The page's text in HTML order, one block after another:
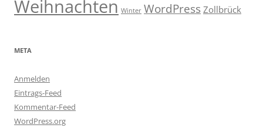
Weihnachten Winter WordPress Zollbrück
META
Anmelden
Eintrags-Feed
Kommentar-Feed
WordPress.org